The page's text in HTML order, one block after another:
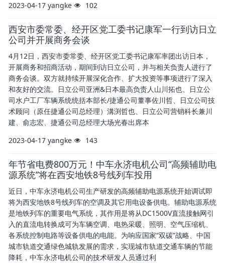
2023-04-17 yangke 102
西安市委常委、经开区党工委书记康军一行到访日立
公司并开展商务会谈
4月12日，西安市委常委、经开区党工委书记康军率团出访日本，
开展商务和招商活动，期间到访日立公司，并与相关负责人进行了
商务会谈。双方就持续开展深化合作、扩大投资等事项进行了深入
和友好的交流。日立公司亚洲&日本最高负责人山川拓也、日立公
司水户工厂车辆系统统括本部长/捷通公司董事佐川哲、日立公司技
术顾问（原任捷通公司总经理）溝渕哲也、日立公司营销科长兼川
建、俞志宏、捷通公司总经理大场光春出席本
2023-04-17 yangke 143
年节省电费800万元！中车永济电机公司“高频辅助电
源系统”将在西安地铁8号线列车投用
近日，中车永济电机公司生产研发的高频辅助电源系统开始调试即
将为西安地铁8号线列车的空调及其它用电设备供电。辅助电源系统
是地铁列车的重要电气系统，其作用是将从DC1500V直流接触网引
入的直流电转换成可为车辆空调、电热采暖、照明、空气压缩机、
各系统控制电路等设备供电的电能。为响应国家“双碳”战略、中国
城市轨道交通绿色城轨发展的需求，实现城市轨道交通车辆的节能
降耗，中车永济电机公司的技术研发人员通过利